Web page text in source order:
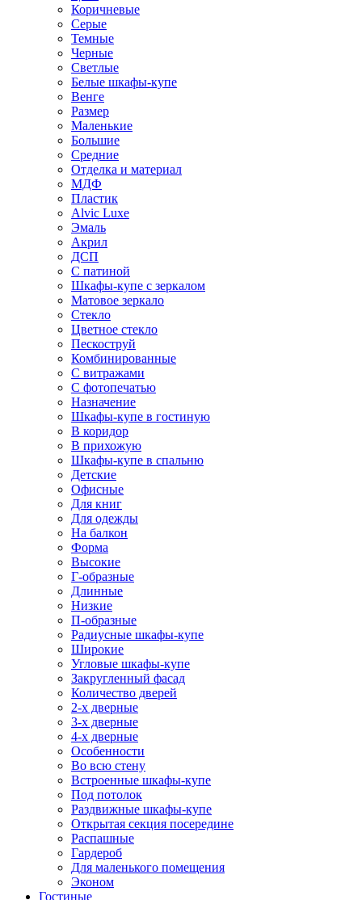
Коричневые
Серые
Темные
Черные
Светлые
Белые шкафы-купе
Венге
Размер
Маленькие
Большие
Средние
Отделка и материал
МДФ
Пластик
Alvic Luxe
Эмаль
Акрил
ДСП
С патиной
Шкафы-купе с зеркалом
Матовое зеркало
Стекло
Цветное стекло
Пескоструй
Комбинированные
С витражами
С фотопечатью
Назначение
Шкафы-купе в гостиную
В коридор
В прихожую
Шкафы-купе в спальню
Детские
Офисные
Для книг
Для одежды
На балкон
Форма
Высокие
Г-образные
Длинные
Низкие
П-образные
Радиусные шкафы-купе
Широкие
Угловые шкафы-купе
Закругленный фасад
Количество дверей
2-х дверные
3-х дверные
4-х дверные
Особенности
Во всю стену
Встроенные шкафы-купе
Под потолок
Раздвижные шкафы-купе
Открытая секция посередине
Распашные
Гардероб
Для маленького помещения
Эконом
Гостиные